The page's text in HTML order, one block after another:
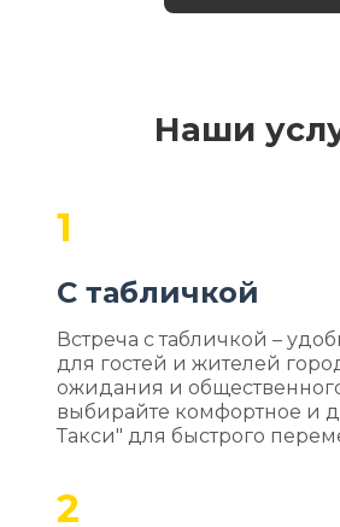
Наши
1
С табличкой
Встреча с табличкой –
для гостей и жителей
ожидания и
выбирайте комфортное и
Такси" для быстрого
2